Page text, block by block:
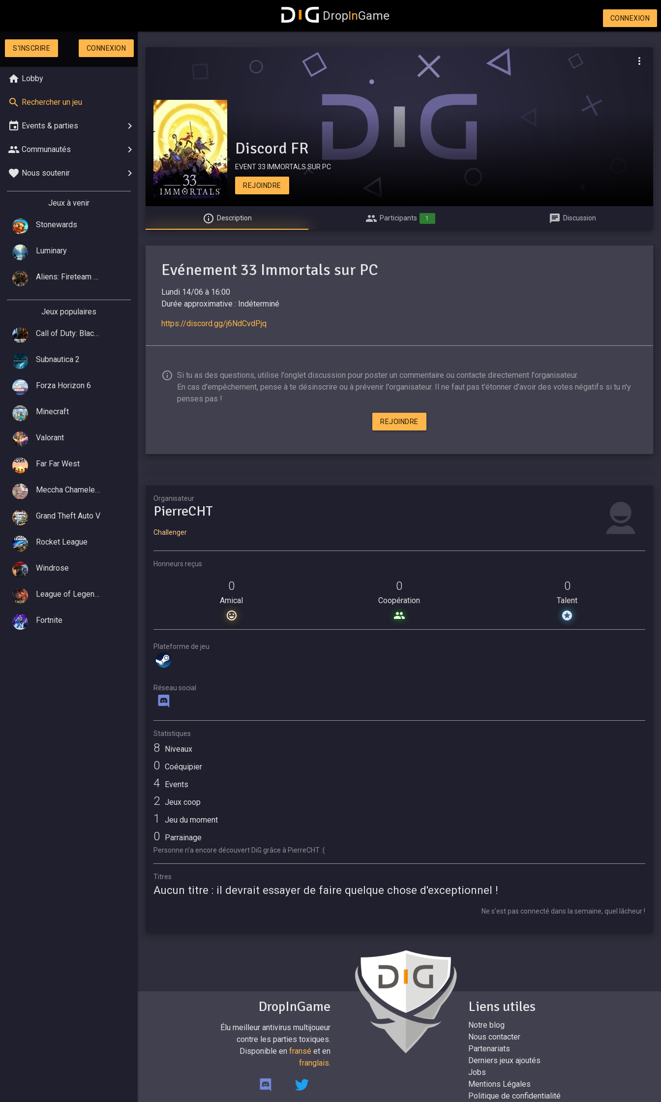
DropInGame CONNEXION
S'INSCRIRE CONNEXION
Lobby
Rechercher un jeu
Events & parties
Communautés
Nous soutenir
Jeux à venir
Stonewards
Luminary
Aliens: Fireteam Elite 2
Jeux populaires
Call of Duty: Black Ops 7
Subnautica 2
Forza Horizon 6
Minecraft
Valorant
Far Far West
Meccha Chameleon
Grand Theft Auto V
Rocket League
Windrose
League of Legends
Fortnite
Discord FR
EVENT 33 IMMORTALS SUR PC
REJOINDRE
Description Participants 1 Discussion
Evénement 33 Immortals sur PC
Lundi 14/06 à 16:00
Durée approximative : Indéterminé
https://discord.gg/j6NdCvdPjq
Si tu as des questions, utilise l'onglet discussion pour poster un commentaire ou contacte directement l'organisateur.
En cas d'empêchement, pense à te désinscrire ou à prévenir l'organisateur. Il ne faut pas t'étonner d'avoir des votes négatifs si tu n'y
penses pas !
REJOINDRE
Organisateur
PierreCHT
Challenger
Honneurs reçus
0
Amical
0
Coopération
0
Talent
Plateforme de jeu
Réseau social
Statistiques
8 Niveaux
0 Coéquipier
4 Events
2 Jeux coop
1 Jeu du moment
0 Parrainage
Personne n'a encore découvert DiG grâce à PierreCHT :(
Titres
Aucun titre : il devrait essayer de faire quelque chose d'exceptionnel !
Ne s'est pas connecté dans la semaine, quel lâcheur !
DropInGame
Élu meilleur antivirus multijoueur
contre les parties toxiques.
Disponible en fransé et en
franglais.
Liens utiles
Notre blog
Nous contacter
Partenariats
Derniers jeux ajoutés
Jobs
Mentions Légales
Politique de confidentialité